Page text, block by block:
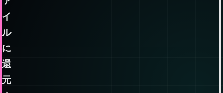
関
数
や
フ
ァ
イ